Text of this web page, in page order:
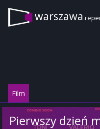
warszawa
Film
Pierwszy dzień